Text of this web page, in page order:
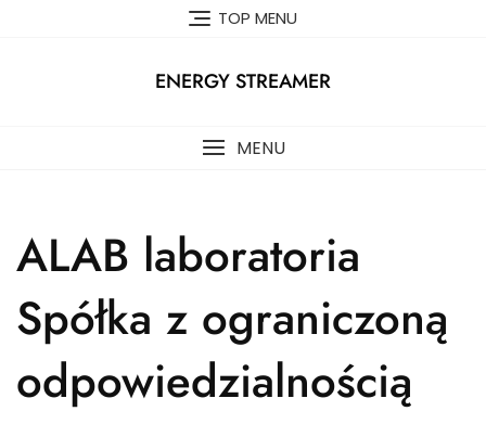
TOP MENU
ENERGY STREAMER
MENU
ALAB laboratoria
Spółka z ograniczoną
odpowiedzialnością